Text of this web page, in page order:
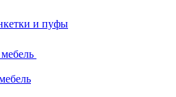
и пуфы